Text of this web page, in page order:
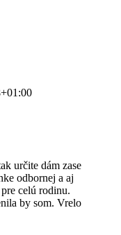
určite dám zase
odbornej a aj
celú rodinu.
by som. Vrelo